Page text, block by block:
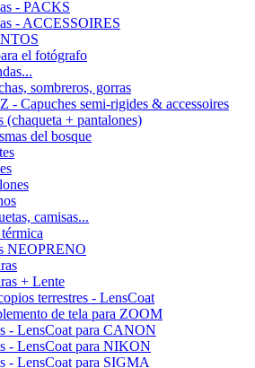
- PACKS
- ACCESSOIRES
el fotógrafo
sombreros, gorras
- Capuches semi-rigides & accessoires
(chaqueta + pantalones)
del bosque
camisas...
NEOPRENO
+ Lente
terrestres - LensCoat
de tela para ZOOM
- LensCoat para CANON
- LensCoat para NIKON
- LensCoat para SIGMA